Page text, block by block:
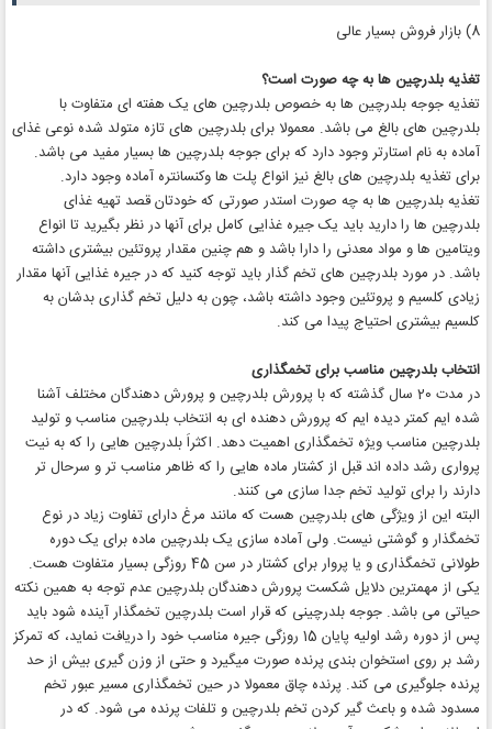
8) بازار فروش بسیار عالی
تغذیه بلدرچین ها به چه صورت است؟
تغذیه جوجه بلدرچین ها به خصوص بلدرچین های یک هفته ای متفاوت با
بلدرچین های بالغ می باشد. معمولا برای بلدرچین های تازه متولد شده نوعی غذای
آماده به نام استارتر وجود دارد که برای جوجه بلدرچین ها بسیار مفید می باشد.
برای تغذیه بلدرچین های بالغ نیز انواع پلت ها وکنسانتره آماده وجود دارد.
تغذیه بلدرچین ها به چه صورت استدر صورتی که خودتان قصد تهیه غذای
بلدرچین ها را دارید باید یک جیره غذایی کامل برای آنها در نظر بگیرید تا انواع
ویتامین ها و مواد معدنی را دارا باشد و هم چنین مقدار پروتئین بیشتری داشته
باشد. در مورد بلدرچین های تخم گذار باید توجه کنید که در جیره غذایی آنها مقدار
زیادی کلسیم و پروتئین وجود داشته باشد، چون به دلیل تخم گذاری بدشان به
کلسیم بیشتری احتیاج پیدا می کند.
انتخاب بلدرچین مناسب برای تخمگذاری
در مدت 20 سال گذشته که با پرورش بلدرچین و پرورش دهندگان مختلف آشنا
شده ایم کمتر دیده ایم که پرورش دهنده ای به انتخاب بلدرچین مناسب و تولید
بلدرچین مناسب ویژه تخمگذاری اهمیت دهد. اکثراَ بلدرچین هایی را که به نیت
پرواری رشد داده اند قبل از کشتار ماده هایی را که ظاهر مناسب تر و سرحال تر
دارند را برای تولید تخم جدا سازی می کنند.
البته این از ویژگی های بلدرچین هست که مانند مرغ دارای تفاوت زیاد در نوع
تخمگذار و گوشتی نیست. ولی آماده سازی یک بلدرچین ماده برای یک دوره
طولانی تخمگذاری و یا پروار برای کشتار در سن 45 روزگی بسیار متفاوت هست.
یکی از مهمترین دلایل شکست پرورش دهندگان بلدرچین عدم توجه به همین نکته
حیاتی می باشد. جوجه بلدرچینی که قرار است بلدرچین تخمگذار آینده شود باید
پس از دوره رشد اولیه پایان 15 روزگی جیره مناسب خود را دریافت نماید، که تمرکز
رشد بر روی استخوان بندی پرنده صورت میگیرد و حتی از وزن گیری بیش از حد
پرنده جلوگیری می کند. پرنده چاق معمولا در حین تخمگذاری مسیر عبور تخم
مسدود شده و باعث گیر کردن تخم بلدرچین و تلفات پرنده می شود. که در